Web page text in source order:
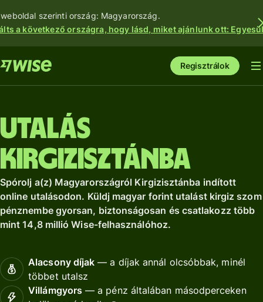
szerinti ország: Magyarország.
a következő országra, hogy lásd, miket ajánlunk ott:
Regisztrálok
Utalás
Kirgizisztánba
Spórolj a(z) Magyarországról Kirgizisztánba indított
online utalásodon. Küldj magyar forint utalást kirgiz szom
pénznembe gyorsan, biztonságosan és csatlakozz több
mint 14,8 millió Wise-felhasználóhoz.
Alacsony díjak — a díjak annál olcsóbbak, minél
többet utalsz
Villámgyors — a pénz általában másodperceken